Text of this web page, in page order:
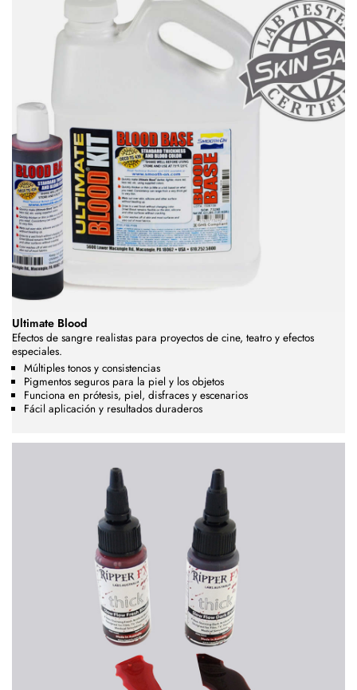
Ultimate Blood
Efectos de sangre realistas para proyectos de cine, teatro y efectos
especiales.
Múltiples tonos y consistencias
Pigmentos seguros para la piel y los objetos
Funciona en prótesis, piel, disfraces y escenarios
Fácil aplicación y resultados duraderos